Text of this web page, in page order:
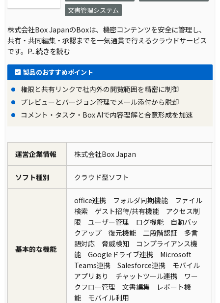
文書管理システム
株式会社Box JapanのBoxは、機密コンテンツを安全に管理し、
共有・共同編集・承認までを一気通貫で行えるクラウドサービス
です。P...続きを読む
製品のおすすめポイント
権限と共有リンクで社内外の閲覧範囲を精密に制御
プレビューとバージョン管理でメール添付から脱却
コメント・タスク・Box AIで内容理解と合意形成を加速
運営企業情報 株式会社Box Japan
ソフト種別 クラウド型ソフト
基本的な機能
office連携 フォルダ同期機能 ファイル
検索 ゲスト招待/共有機能 アクセス制
限 ユーザー管理 ログ機能 自動バッ
クアップ 復元機能 二段階認証 多言
語対応 脅威検知 コンプライアンス機
能 Googleドライブ連携 Microsoft
Teams連携 Salesforce連携 モバイル
アプリあり チャットツール連携 ワー
クフロー管理 文書編集 レポート機
能 モバイル利用